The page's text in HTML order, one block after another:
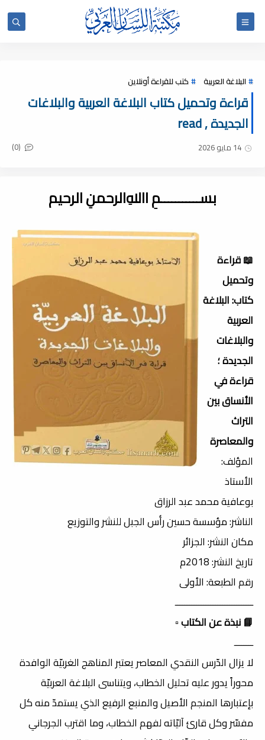
البلاغة العربية كتب للقراءة أونلاين
قراءة وتحميل كتاب البلاغة العربية والبلاغات
الجديدة , read
14 مايو 2026 (0)
بســـــــــــمِ اﷲِالرحمنِ الرحيم
📖 قراءة
وتحميل
كتاب: البلاغة
العربية
والبلاغات
الجديدة ؛
قراءة في
الأنساق بين
التراث
والمعاصرة
المؤلف:
الأستاذ
بوعافية محمد عبد الرزاق
الناشر: مؤسسة حسين رأس الجبل للنشر والتوزيع
مكان النشر: الجزائر
تاريخ النشر: 2018م
رقم الطبعة: الأولى
ـــــــــــــــــــــــــــــــــ
📘 نبذة عن الكتاب▫️
ــــــــ
لا يزال الدّرس النقدي المعاصر يعتبر المناهج الغربيّة الوافدة
محوراً يدور عليه تحليل الخطاب، ويتناسى البلاغة العربيّة
بإعتبارها المنجم الأصيل والمنبع الرفيع الذي يستمدّ منه كل
مفسّر وكل قارئ آليّاته لفهم الخطاب، وما اقترب الجرجاني